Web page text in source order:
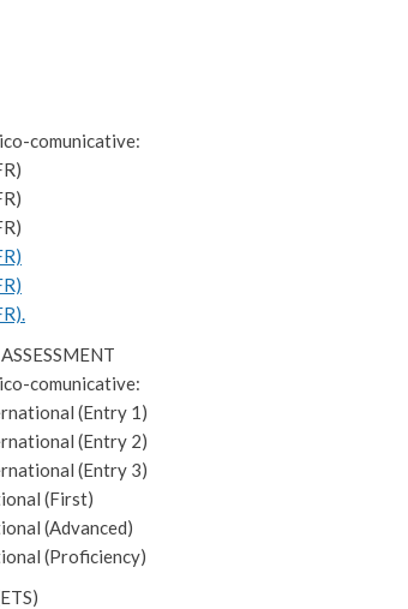
comunicative:
comunicative:
(Entry 1)
(Entry 2)
(Entry 3)
(First)
(Advanced)
(Proficiency)